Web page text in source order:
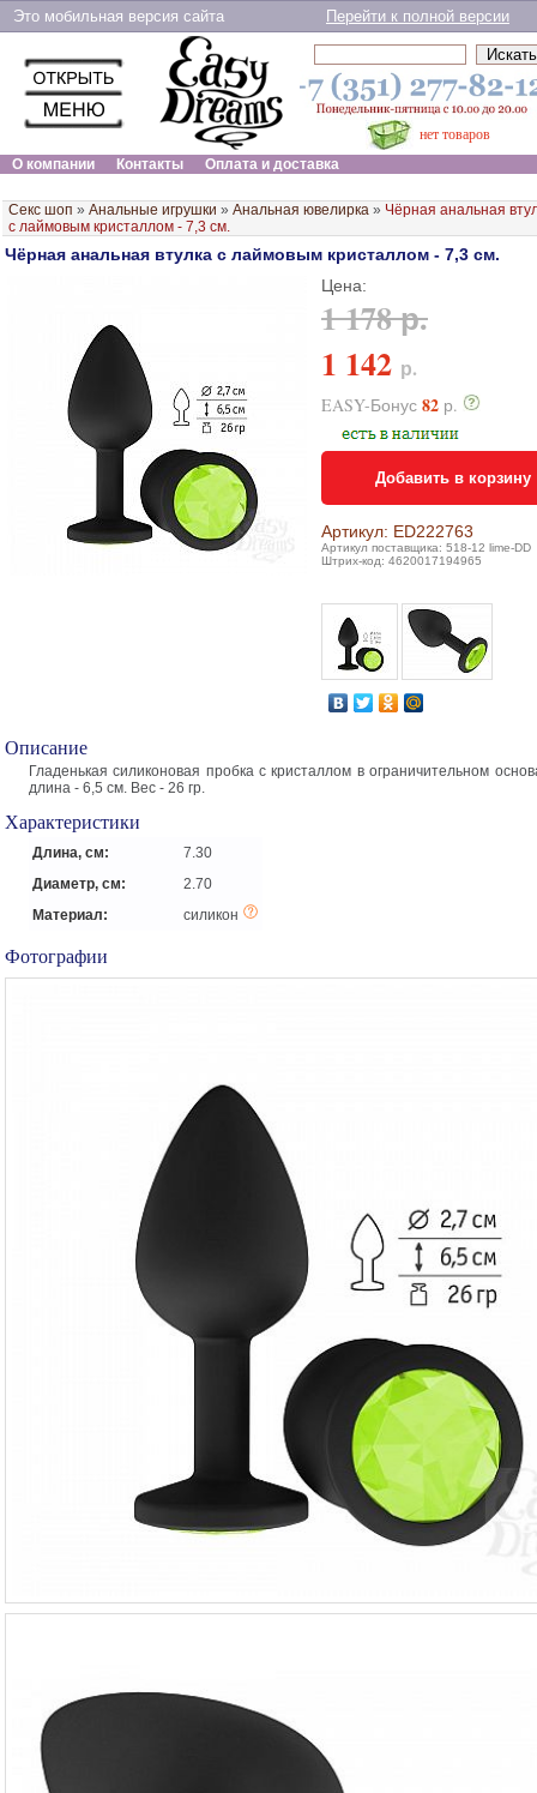
Это мобильная версия сайта Перейти к полной версии
нет товаров
О компании
Контакты Оплата и доставка
Секс шоп » Анальные игрушки » Анальная ювелирка » Чёрная анальная
с лаймовым кристаллом - 7,3 см.
Чёрная анальная втулка с лаймовым кристаллом - 7,3 см.
Цена:
1 178 р.
1 142 р.
EASY-Бонус 82 р.
Добавить в корзину
Артикул: ED222763
Артикул поставщика: 518-12 lime-DD
Штрих-код: 4620017194965
Описание
Гладенькая силиконовая пробка с кристаллом в ограничительном
длина - 6,5 см. Вес - 26 гр.
Характеристики
Длина, см:
7.30
Диаметр, см:
2.70
Материал:
силикон
Фотографии